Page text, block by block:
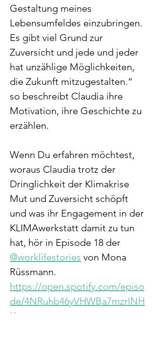
Gestaltung meines
Lebensumfeldes einzubringen.
Es gibt viel Grund zur
Zuversicht und jede und jeder
hat unzählige Möglichkeiten,
die Zukunft mitzugestalten.“
so beschreibt Claudia ihre
Motivation, ihre Geschichte zu
erzählen.
Wenn Du erfahren möchtest,
woraus Claudia trotz der
Dringlichkeit der Klimakrise
Mut und Zuversicht schöpft
und was ihr Engagement in der
KLIMAwerkstatt damit zu tun
hat, hör in Episode 18 der
@worklifestories von Mona
Rüssmann.
https://open.spotify.com/episo
de/4NRuhb46yVHWBa7mzrINH
K